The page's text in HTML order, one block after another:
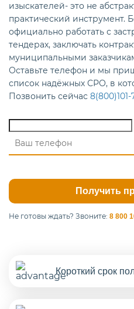
изыскателей- это не
практический инструмент.
официально работать с
тендерах, заключать
муниципальными
Оставьте телефон и мы
список надёжных СРО, в
Позвонить сейчас 8(800)101-
Не готовы ждать? Звоните: 8 800
Короткий срок